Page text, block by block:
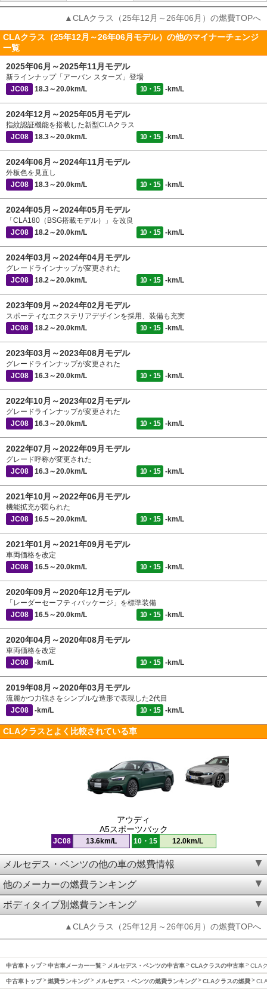
▲CLAクラス（25年12月～26年06月）の燃費TOPへ
CLAクラス（25年12月～26年06月モデル）の他のマイナーチェンジ
一覧
2025年06月～2025年11月モデル
新ラインナップ「アーバン スターズ」登場
JC08
18.3～20.0km/L 10・15 -km/L
2024年12月～2025年05月モデル
指紋認証機能を搭載した新型CLAクラス
JC08
18.3～20.0km/L 10・15 -km/L
2024年06月～2024年11月モデル
外板色を見直し
JC08
18.3～20.0km/L 10・15 -km/L
2024年05月～2024年05月モデル
「CLA180（BSG搭載モデル）」を改良
JC08
18.2～20.0km/L 10・15 -km/L
2024年03月～2024年04月モデル
グレードラインナップが変更された
JC08
18.2～20.0km/L 10・15 -km/L
2023年09月～2024年02月モデル
スポーティなエクステリアデザインを採用、装備も充実
JC08
18.2～20.0km/L 10・15 -km/L
2023年03月～2023年08月モデル
グレードラインナップが変更された
JC08
16.3～20.0km/L 10・15 -km/L
2022年10月～2023年02月モデル
グレードラインナップが変更された
JC08
16.3～20.0km/L 10・15 -km/L
2022年07月～2022年09月モデル
グレード呼称が変更された
JC08
16.3～20.0km/L 10・15 -km/L
2021年10月～2022年06月モデル
機能拡充が図られた
JC08
16.5～20.0km/L 10・15 -km/L
2021年01月～2021年09月モデル
車両価格を改定
JC08
16.5～20.0km/L 10・15 -km/L
2020年09月～2020年12月モデル
「レーダーセーフティパッケージ」を標準装備
JC08
16.5～20.0km/L 10・15 -km/L
2020年04月～2020年08月モデル
車両価格を改定
JC08
-km/L 10・15 -km/L
2019年08月～2020年03月モデル
流麗かつ力強さをシンプルな造形で表現した2代目
JC08
-km/L 10・15 -km/L
CLAクラスとよく比較されている車
アウディ
A5スポーツバック
JC08 13.6km/L 10・15 12.0km/L
メルセデス・ベンツの他の車の燃費情報
他のメーカーの燃費ランキング
ボディタイプ別燃費ランキング
▲CLAクラス（25年12月～26年06月）の燃費TOPへ
中古車トップ 中古車メーカー一覧 メルセデス・ベンツの中古車 CLAクラスの中古車 CLA
中古車トップ 燃費ランキング メルセデス・ベンツの燃費ランキング CLAクラスの燃費